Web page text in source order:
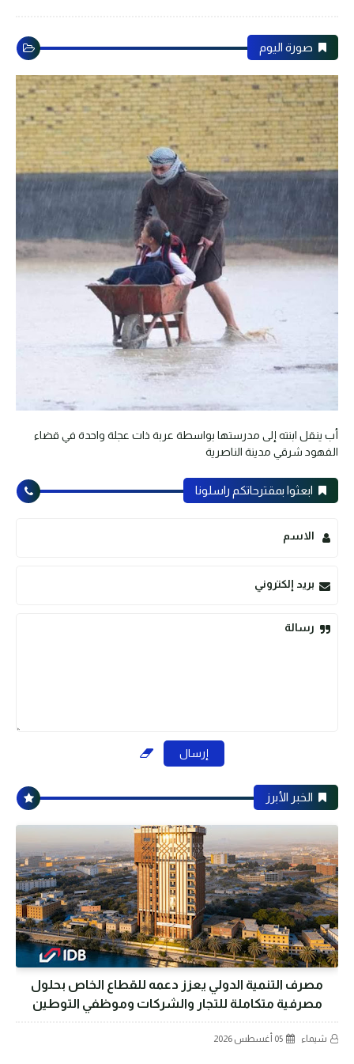
صورة اليوم
أب ينقل ابنته إلى مدرستها بواسطة عربة ذات عجلة واحدة في قضاء
الفهود شرقي مدينة الناصرية
ابعثوا بمقترحاتكم راسلونا
الاسم
بريد إلكتروني
رسالة
الخبر الأبرز
مصرف التنمية الدولي يعزز دعمه للقطاع الخاص بحلول
مصرفية متكاملة للتجار والشركات وموظفي التوطين
شيماء 05 أغسطس 2026